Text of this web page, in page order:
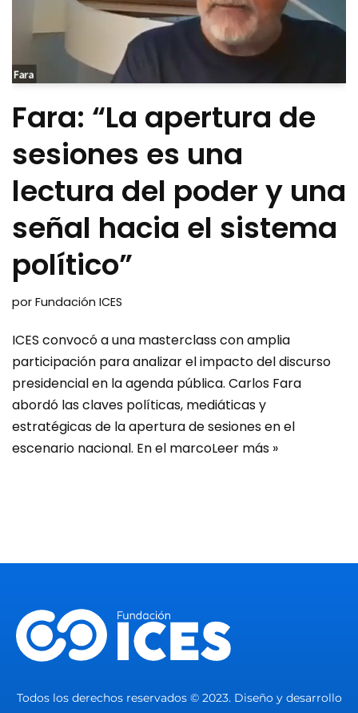
Fara: “La apertura de
sesiones es una
lectura del poder y una
señal hacia el sistema
político”
por Fundación ICES
ICES convocó a una masterclass con amplia
participación para analizar el impacto del discurso
presidencial en la agenda pública. Carlos Fara
abordó las claves políticas, mediáticas y
estratégicas de la apertura de sesiones en el
escenario nacional. En el marcoLeer más »
Todos los derechos reservados © 2023. Diseño y desarrollo